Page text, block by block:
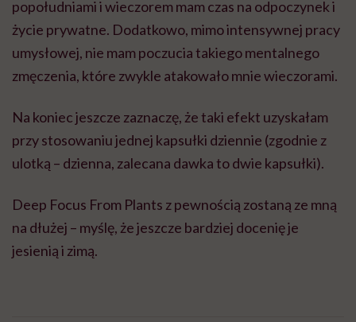
popołudniami i wieczorem mam czas na odpoczynek i
życie prywatne. Dodatkowo, mimo intensywnej pracy
umysłowej, nie mam poczucia takiego mentalnego
zmęczenia, które zwykle atakowało mnie wieczorami.
Na koniec jeszcze zaznaczę, że taki efekt uzyskałam
przy stosowaniu jednej kapsułki dziennie (zgodnie z
ulotką – dzienna, zalecana dawka to dwie kapsułki).
Deep Focus From Plants z pewnością zostaną ze mną
na dłużej – myślę, że jeszcze bardziej docenię je
jesienią i zimą.